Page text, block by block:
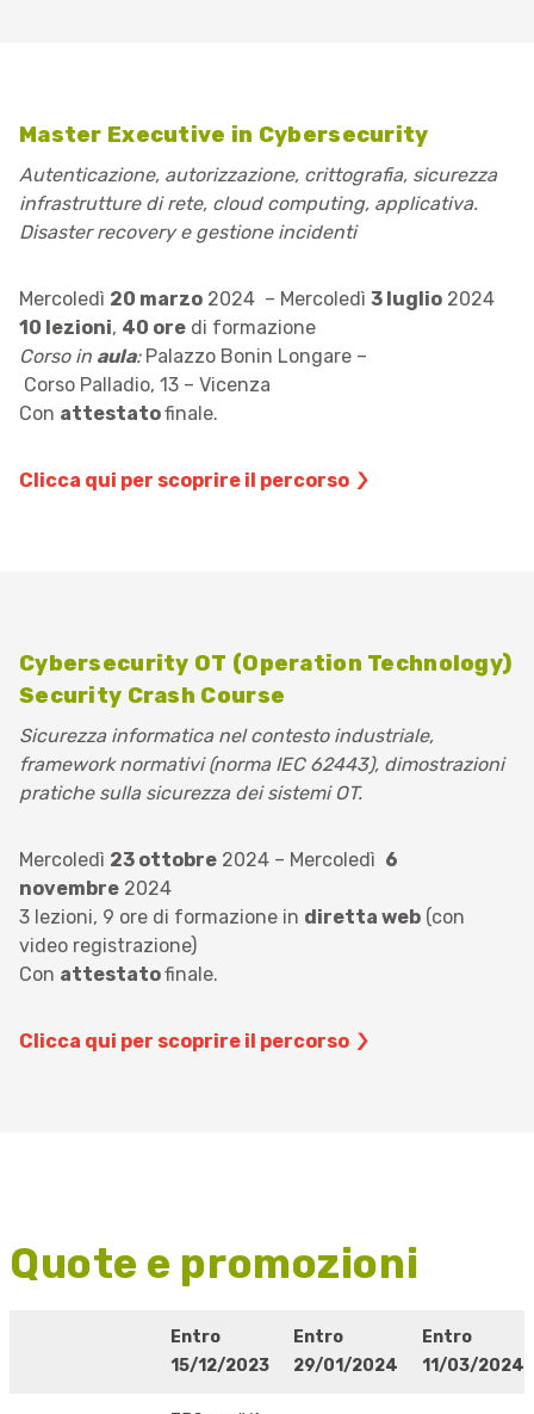
Master Executive in Cybersecurity
Autenticazione, autorizzazione, crittografia, sicurezza
infrastrutture di rete, cloud computing, applicativa.
Disaster recovery e gestione incidenti
Mercoledì 20 marzo 2024 – Mercoledì 3 luglio 2024
10 lezioni, 40 ore di formazione
Corso in aula: Palazzo Bonin Longare –
Corso Palladio, 13 – Vicenza
​Con attestatofinale.
Clicca qui per scoprire il percorso
Cybersecurity OT (Operation Technology)
Security Crash Course
Sicurezza informatica nel contesto industriale,
framework normativi (norma IEC 62443), dimostrazioni
pratiche sulla sicurezza dei sistemi OT.
Mercoledì 23 ottobre 2024 – Mercoledì 6
novembre 2024
3 lezioni, 9 ore di formazione in diretta web (con
video registrazione)
​Con attestatofinale.
Clicca qui per scoprire il percorso
Quote e promozioni
Entro
15/12/2023
Entro
29/01/2024
Entro
11/03/2024